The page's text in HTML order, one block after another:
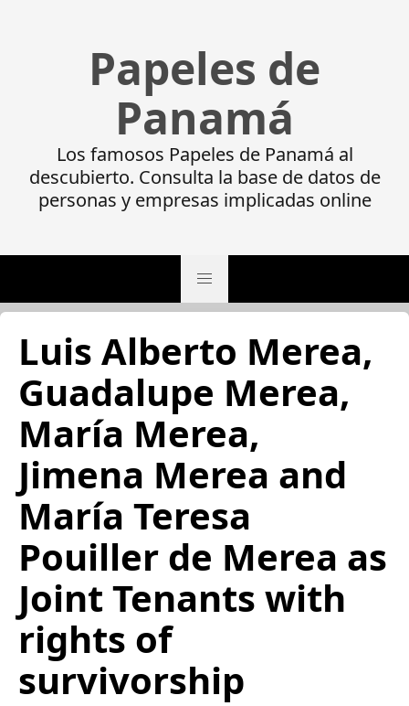
Papeles de
Panamá
Los famosos Papeles de Panamá al
descubierto. Consulta la base de datos de
personas y empresas implicadas online
Luis Alberto Merea,
Guadalupe Merea,
María Merea,
Jimena Merea and
María Teresa
Pouiller de Merea as
Joint Tenants with
rights of
survivorship